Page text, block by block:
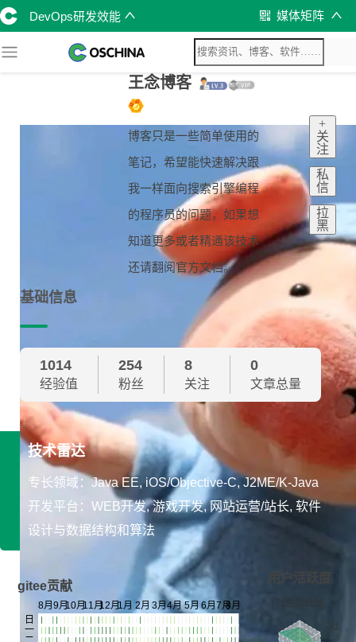
DevOps研发效能 媒体矩阵
王念博客
博客只是一些简单使用的
笔记，希望能快速解决跟
我一样面向搜索引擎编程
的程序员的问题，如果想
知道更多或者精通该技术
还请翻阅官方文档。
+
关
注
私
信
拉
黑
基础信息
1014
经验值
254
粉丝
8
关注
0
文章总量
技术雷达
专长领域：Java EE, iOS/Objective-C, J2ME/K-Java
开发平台：WEB开发, 游戏开发, 网站运营/站长, 软件
设计与数据结构和算法
gitee贡献
用户活跃度